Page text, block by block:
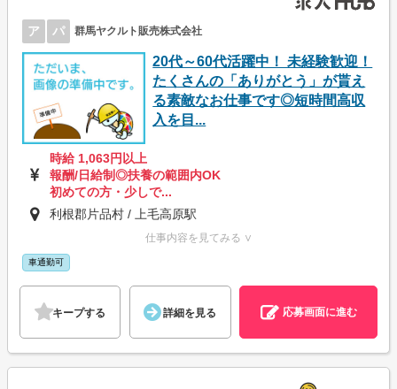
ア パ 群馬ヤクルト販売株式会社
20代～60代活躍中！ 未経験歓迎！
たくさんの「ありがとう」が貰え
る素敵なお仕事です◎短時間高収
入を目...
時給 1,063円以上
報酬/日給制◎扶養の範囲内OK
初めての方・少しで...
利根郡片品村 / 上毛高原駅
仕事内容を見てみる ∨
車通勤可
キープする 詳細を見る 応募画面に進む